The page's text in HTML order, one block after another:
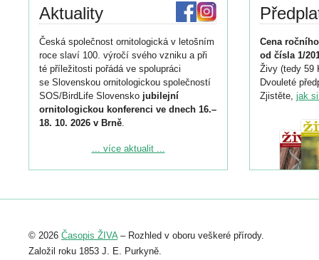
Aktuality
Česká společnost ornitologická v letošním
roce slaví 100. výročí svého vzniku a při
té příležitosti pořádá ve spolupráci
se Slovenskou ornitologickou společností
SOS/BirdLife Slovensko jubilejní
ornitologickou konferenci ve dnech 16.–
18. 10. 2026 v Brně.
Podrobnější informace ke konferenci
Registrovat se můžete do 6. září.
abstraktu přihlášené přednášky nebo
posteru je už 30. června.
... více aktualit ...
Cena
od čísla 1/
Živy (tedy 59
Dvouleté
Zjistěte, jak
© 2026 Časopis ŽIVA– Rozhled v oboru veškeré přírody.
Založil roku 1853 J. E. Purkyně.